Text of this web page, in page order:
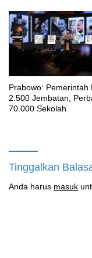
SOSIAL
Prabowo: Pemerintah
2.500 Jembatan,
70.000 Sekolah
Tinggalkan
Anda harus masuk